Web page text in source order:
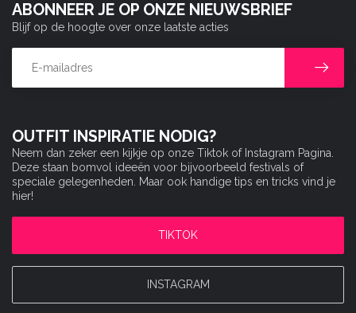
OUTFIT INSPIRATIE NODIG?
Neem dan zeker een kijkje op onze Tiktok of Instagram Pagina.
Deze staan bomvol ideeën voor bijvoorbeeld festivals of
speciale gelegenheden. Maar ook handige tips en tricks vind je
hier!
TIKTOK
INSTAGRAM
ABONNEER JE OP ONZE NIEUWSBRIEF
Blijf op de hoogte over onze laatste acties